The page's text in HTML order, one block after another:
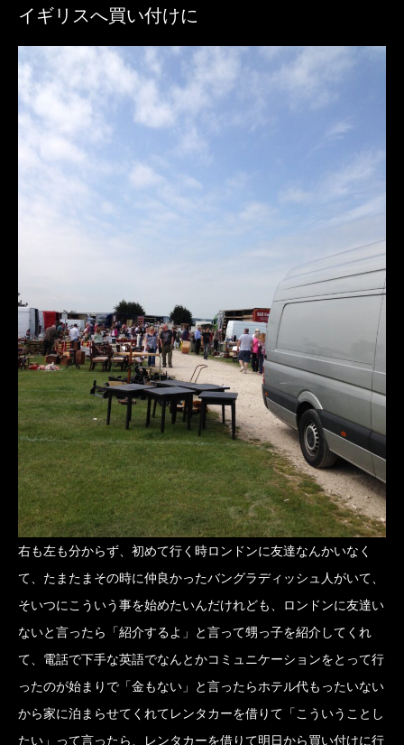
イギリスへ買い付けに
右も左も分からず、初めて行く時ロンドンに友達なんかいなく
て、たまたまその時に仲良かったバングラディッシュ人がいて、
そいつにこういう事を始めたいんだけれども、ロンドンに友達い
ないと言ったら「紹介するよ」と言って甥っ子を紹介してくれ
て、電話で下手な英語でなんとかコミュニケーションをとって行
ったのが始まりで「金もない」と言ったらホテル代もったいない
から家に泊まらせてくれてレンタカーを借りて「こういうことし
たい」って言ったら、レンタカーを借りて明日から買い付けに行